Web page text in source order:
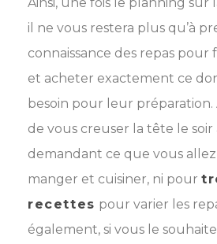
il ne vous restera plus qu’à
connaissance des repas pour
et acheter exactement ce
besoin pour leur préparation.
de vous creuser la tête le soir
demandant ce que vous
manger et cuisiner, ni pour
recettes pour varier les
également, si vous le